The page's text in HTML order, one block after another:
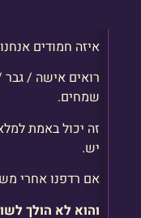
איזה חמודים
רואים אישה / גבר
שמחים.
זה יכול באמת
יש.
אם רדפנו אחרי
והוא לא הולך